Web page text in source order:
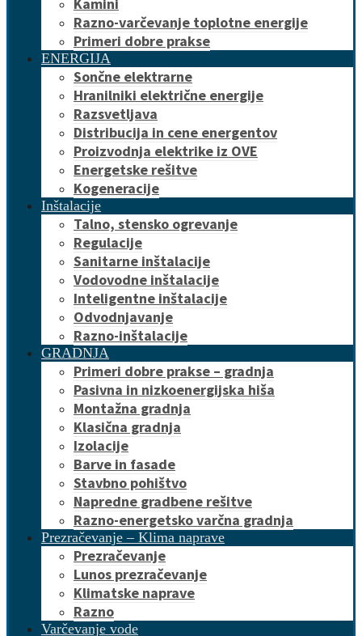
Razno-varčevanje toplotne energije
Primeri dobre prakse
ENERGIJA
Sončne elektrarne
Hranilniki električne energije
Razsvetljava
Distribucija in cene energentov
Proizvodnja elektrike iz OVE
Energetske rešitve
Kogeneracije
Inštalacije
Talno, stensko ogrevanje
Regulacije
Sanitarne inštalacije
Vodovodne inštalacije
Inteligentne inštalacije
Odvodnjavanje
Razno-inštalacije
GRADNJA
Primeri dobre prakse – gradnja
Pasivna in nizkoenergijska hiša
Montažna gradnja
Klasična gradnja
Izolacije
Barve in fasade
Stavbno pohištvo
Napredne gradbene rešitve
Razno-energetsko varčna gradnja
Prezračevanje – Klima naprave
Prezračevanje
Lunos prezračevanje
Klimatske naprave
Razno
Varčevanje vode